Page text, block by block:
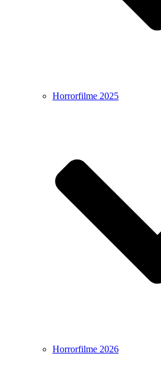
Horrorfilme 2025
Horrorfilme 2026